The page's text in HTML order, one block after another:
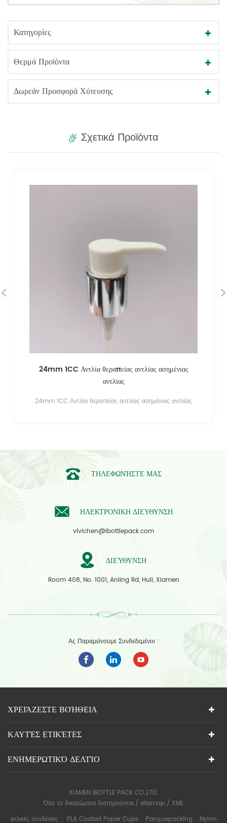
Κατηγορίες
Θερμά Προϊόντα
Δωρεάν Προσφορά Χύτευσης
Σχετικά Προϊόντα
24mm 1CC Αντλία θεραπείας αντλίας ασημένιας
αντλίας
24mm 1CC Αντλία θεραπείας αντλίας ασημένιας αντλίας
ΤΗΛΕΦΩΝΉΣΤΕ ΜΑΣ
ΗΛΕΚΤΡΟΝΙΚΗ ΔΙΕΥΘΥΝΣΗ
vivichen@ibottlepack.com
ΔΙΕΎΘΥΝΣΗ
Room 408, No. 1001, Anling Rd, Huli, Xiamen
Ας Παραμείνουμε Συνδεδεμένοι :
ΧΡΕΙΆΖΕΣΤΕ ΒΟΉΘΕΙΑ
ΚΑΥΤΈΣ ΕΤΙΚΈΤΕΣ
ΕΝΗΜΕΡΩΤΙΚΌ ΔΕΛΤΊΟ
XIAMEN IBOTTLE PACK CO.,LTD.
Όλα τα δικαιώματα διατηρούνται./ sitemap / XML
φιλικές συνδέσεις :
PLA Coated Paper Cups Panyuepacking Nylon